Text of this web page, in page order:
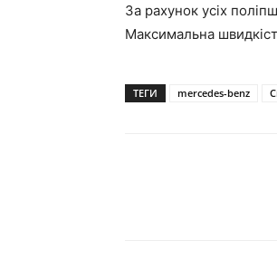
За рахунок усіх
Максимальна
ТЕГИ mercedes-benz